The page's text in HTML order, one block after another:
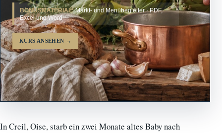
BONUSMATERIAL:Markt- und Menübegleiter · PDF,
Excel und Word
KURS ANSEHEN →
In Creil, Oise, starb ein zwei Monate altes Baby nach